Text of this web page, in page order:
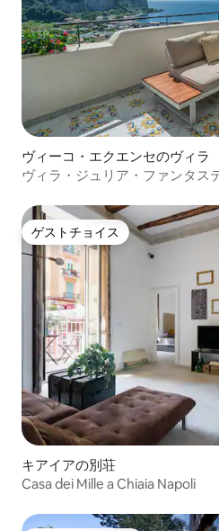
ヴィーコ・エクエンセのヴィラ
ヴィラ・ジュリア・ファンタス
ゲストチョイス
ゲストチョイス
キアイアの別荘
Casa dei Mille a Chiaia Napoli